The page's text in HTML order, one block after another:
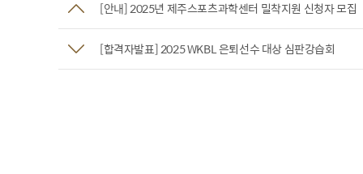
[안내] 2025년 제주스포츠과학센터 밀착지원 신청자 모집
[합격자발표] 2025 WKBL 은퇴선수 대상 심판강습회